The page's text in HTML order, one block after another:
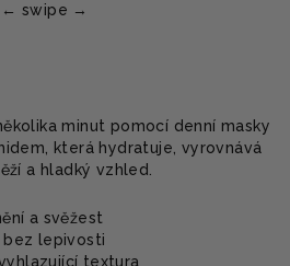
minut pomocí denní masky
která hydratuje, vyrovnává
a hladký vzhled.
a svěžest
bez lepivosti
textura